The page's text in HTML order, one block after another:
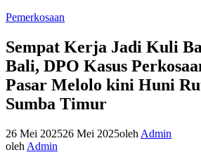
Pemerkosaan
Sempat Kerja Jadi Kuli
Bali, DPO Kasus
Pasar Melolo kini Huni
Sumba Timur
26 Mei 202526 Mei 2025oleh Admin
oleh Admin